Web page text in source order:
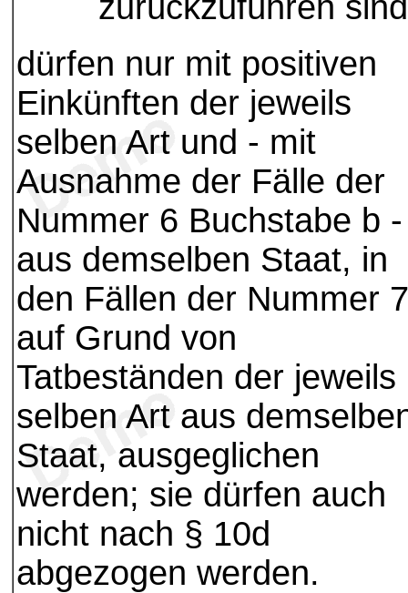
dürfen nur mit positiven
Einkünften der jeweils
selben Art und - mit
Ausnahme der Fälle der
Nummer 6 Buchstabe b -
aus demselben Staat, in
den Fällen der Nummer 7
auf Grund von
Tatbeständen der jeweils
selben Art aus
Staat, ausgeglichen
werden; sie dürfen auch
nicht nach § 10d
abgezogen werden.